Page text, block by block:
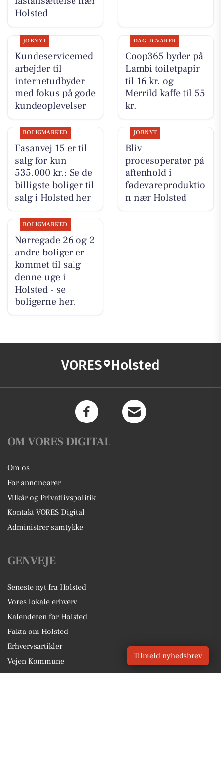
Holsted
JOBNYT
Kundeservicemed
arbejder til
internetudbyder
med fokus på gode
kundeoplevelser
DAGLIGVARER
Coop365 byder på
Lambi toiletpapir
til 16 kr. og
Merrild kaffe til 55
kr.
BOLIGMARKED
Fasanvej 15 er til
salg for kun
535.000 kr.: Se de
billigste boliger til
salg i Holsted her
JOBNYT
Bliv
procesoperatør på
aftenhold i
fødevareproduktio
n nær Holsted
BOLIGMARKED
Nørregade 26 og 2
andre boliger er
kommet til salg
denne uge i
Holsted - se
boligerne her.
VORES Holsted
OM VORES DIGITAL
Om os
For annoncører
Vilkår og Privatlivspolitik
Kontakt VORES Digital
Administrer samtykke
GENVEJE
Seneste nyt fra Holsted
Vores lokale erhverv
Kalenderen for Holsted
Fakta om Holsted
Erhvervsartikler
Vejen Kommune
Tilmeld nyhedsbrev